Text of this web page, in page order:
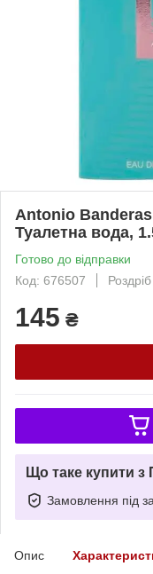
Antonio
Туалетна вода,
Готово до відправки
Код: 676507
Роздріб
145 ₴
Що таке купити з
Замовлення під
Опис